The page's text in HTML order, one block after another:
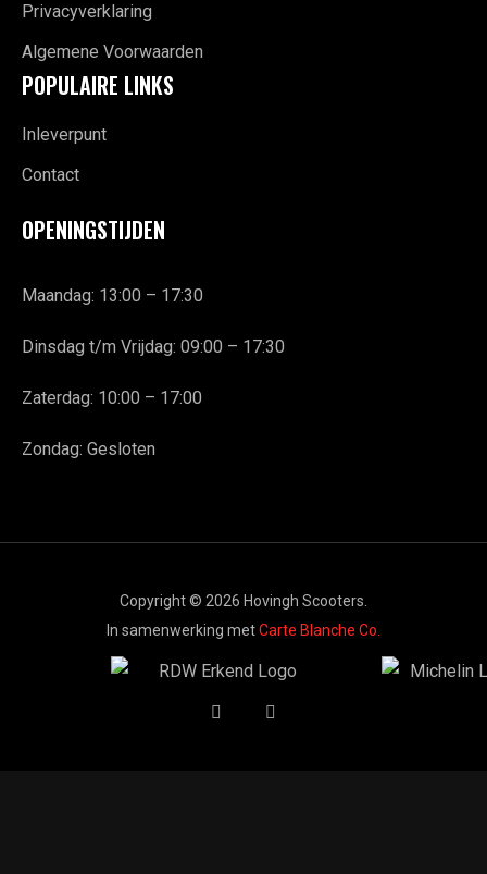
Privacyverklaring
Algemene Voorwaarden
POPULAIRE LINKS
Inleverpunt
Contact
OPENINGSTIJDEN
Maandag: 13:00 – 17:30
Dinsdag t/m Vrijdag: 09:00 – 17:30
Zaterdag: 10:00 – 17:00
Zondag: Gesloten
Copyright © 2026 Hovingh Scooters.
In samenwerking metCarte Blanche Co.